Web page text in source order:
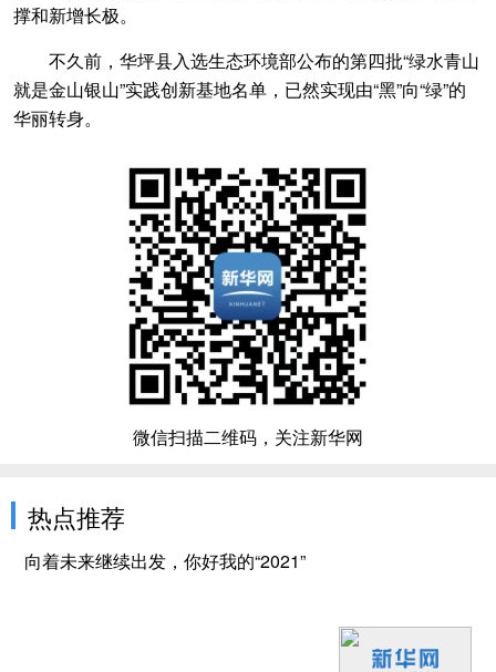
撑和新增长极。
不久前，华坪县入选生态环境部公布的第四批“绿水青山
就是金山银山”实践创新基地名单，已然实现由“黑”向“绿”的
华丽转身。
微信扫描二维码，关注新华网
热点推荐
向着未来继续出发，你好我的“2021”